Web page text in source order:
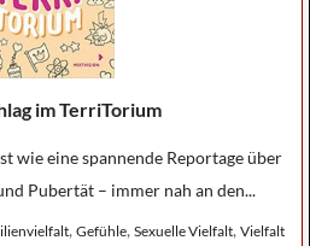
im TerriTorium
wie eine spannende Reportage über
Pubertät – immer nah an den...
, Gefühle, Sexuelle Vielfalt, Vielfalt